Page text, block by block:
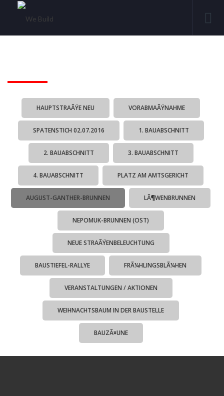
HAUPTSTRAÃŸE NEU VORABMAÃŸNAHME
SPATENSTICH 02.07.2016 1. BAUABSCHNITT
2. BAUABSCHNITT 3. BAUABSCHNITT
4. BAUABSCHNITT PLATZ AM AMTSGERICHT
AUGUST-GANTHER-BRUNNEN LÃ¶WENBRUNNEN
NEPOMUK-BRUNNEN (OST)
NEUE STRAÃŸENBELEUCHTUNG
BAUSTIEFEL-RALLYE FRÃ¼HLINGSBLÃ¼HEN
VERANSTALTUNGEN / AKTIONEN
WEIHNACHTSBAUM IN DER BAUSTELLE
BAUZÃ¤UNE